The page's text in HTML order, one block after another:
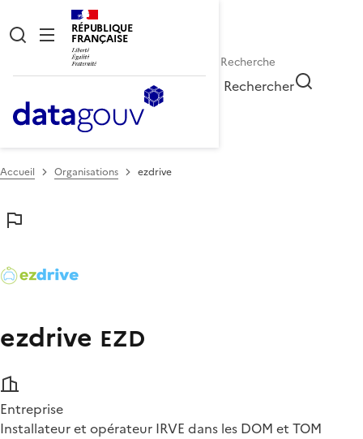
RÉPUBLIQUE
FRANÇAISE
Rechercher
Accueil Organisations ezdrive
ezdrive EZD
Entreprise
Installateur et opérateur IRVE dans les DOM et TOM